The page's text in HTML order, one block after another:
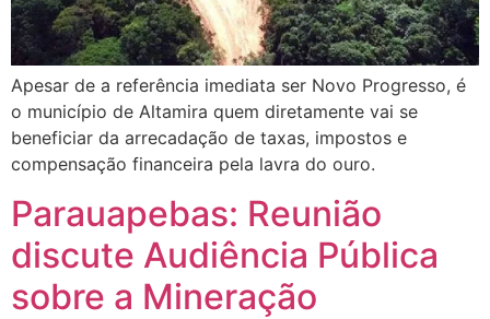
Apesar de a referência imediata ser Novo Progresso, é
o município de Altamira quem diretamente vai se
beneficiar da arrecadação de taxas, impostos e
compensação financeira pela lavra do ouro.
Parauapebas: Reunião
discute Audiência Pública
sobre a Mineração